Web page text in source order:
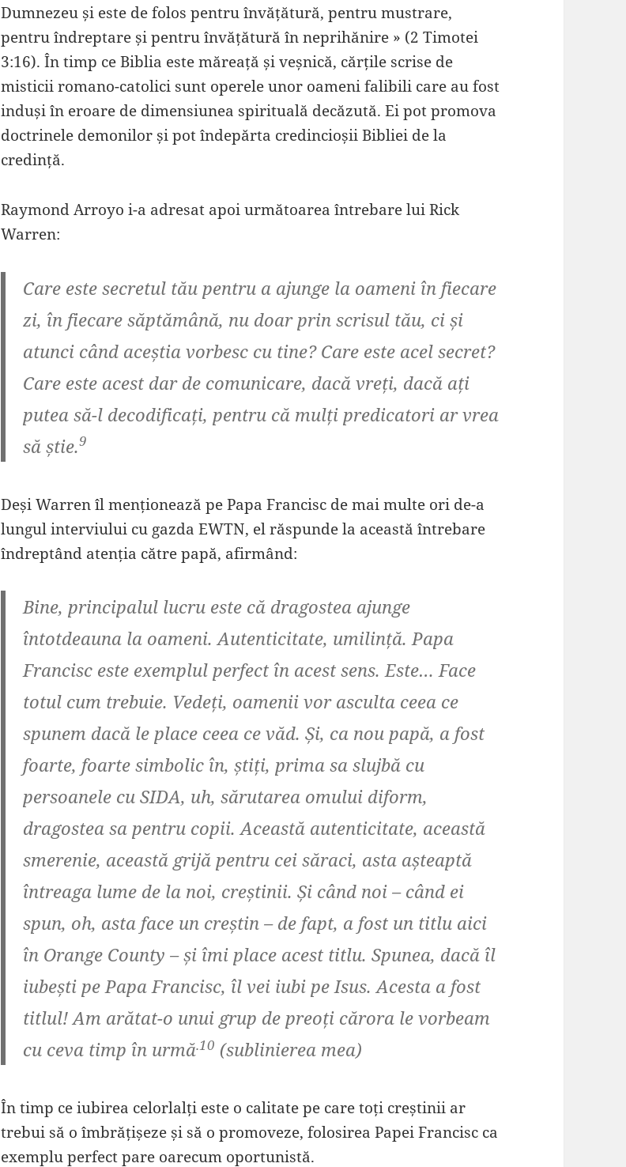
Dumnezeu și este de folos pentru învățătură, pentru mustrare,
pentru îndreptare și pentru învățătură în neprihănire » (2 Timotei
3:16). În timp ce Biblia este măreață și veșnică, cărțile scrise de
misticii romano-catolici sunt operele unor oameni falibili care au fost
induși în eroare de dimensiunea spirituală decăzută. Ei pot promova
doctrinele demonilor și pot îndepărta credincioșii Bibliei de la
credință.
Raymond Arroyo i-a adresat apoi următoarea întrebare lui Rick
Warren:
Care este secretul tău pentru a ajunge la oameni în fiecare
zi, în fiecare săptămână, nu doar prin scrisul tău, ci și
atunci când aceștia vorbesc cu tine? Care este acel secret?
Care este acest dar de comunicare, dacă vreți, dacă ați
putea să-l decodificați, pentru că mulți predicatori ar vrea
să știe.9
Deși Warren îl menționează pe Papa Francisc de mai multe ori de-a
lungul interviului cu gazda EWTN, el răspunde la această întrebare
îndreptând atenția către papă, afirmând:
Bine, principalul lucru este că dragostea ajunge
întotdeauna la oameni. Autenticitate, umilință.Papa
Francisc este exemplul perfect în acest sens. Este… Face
totul cum trebuie. Vedeți, oamenii vor asculta ceea ce
spunem dacă le place ceea ce văd. Și, ca nou papă, a fost
foarte, foarte simbolic în, știți, prima sa slujbă cu
persoanele cu SIDA, uh, sărutarea omului diform,
dragostea sa pentru copii. Această autenticitate, această
smerenie, această grijă pentru cei săraci, asta așteaptă
întreaga lume de la noi, creștinii. Și când noi – când ei
spun, oh, asta face un creștin – de fapt, a fost un titlu aici
în Orange County –și îmi place acest titlu. Spunea, dacă îl
iubești pe Papa Francisc, îl vei iubi pe Isus. Acesta a fost
titlul! Am arătat-o unui grup de preoți cărora le vorbeam
cu ceva timp în urmă.10 (sublinierea mea)
În timp ce iubirea celorlalți este o calitate pe care toți creștinii ar
trebui să o îmbrățișeze și să o promoveze, folosirea Papei Francisc ca
exemplu perfect pare oarecum oportunistă.